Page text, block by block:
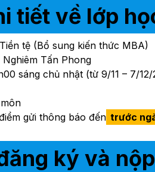
tiết về lớp
tệ (Bổ sung kiến thức MBA)
Tấn Phong
sáng chủ nhật (từ 9/11 – 7/12/
gửi thông báo đến trước
ký và